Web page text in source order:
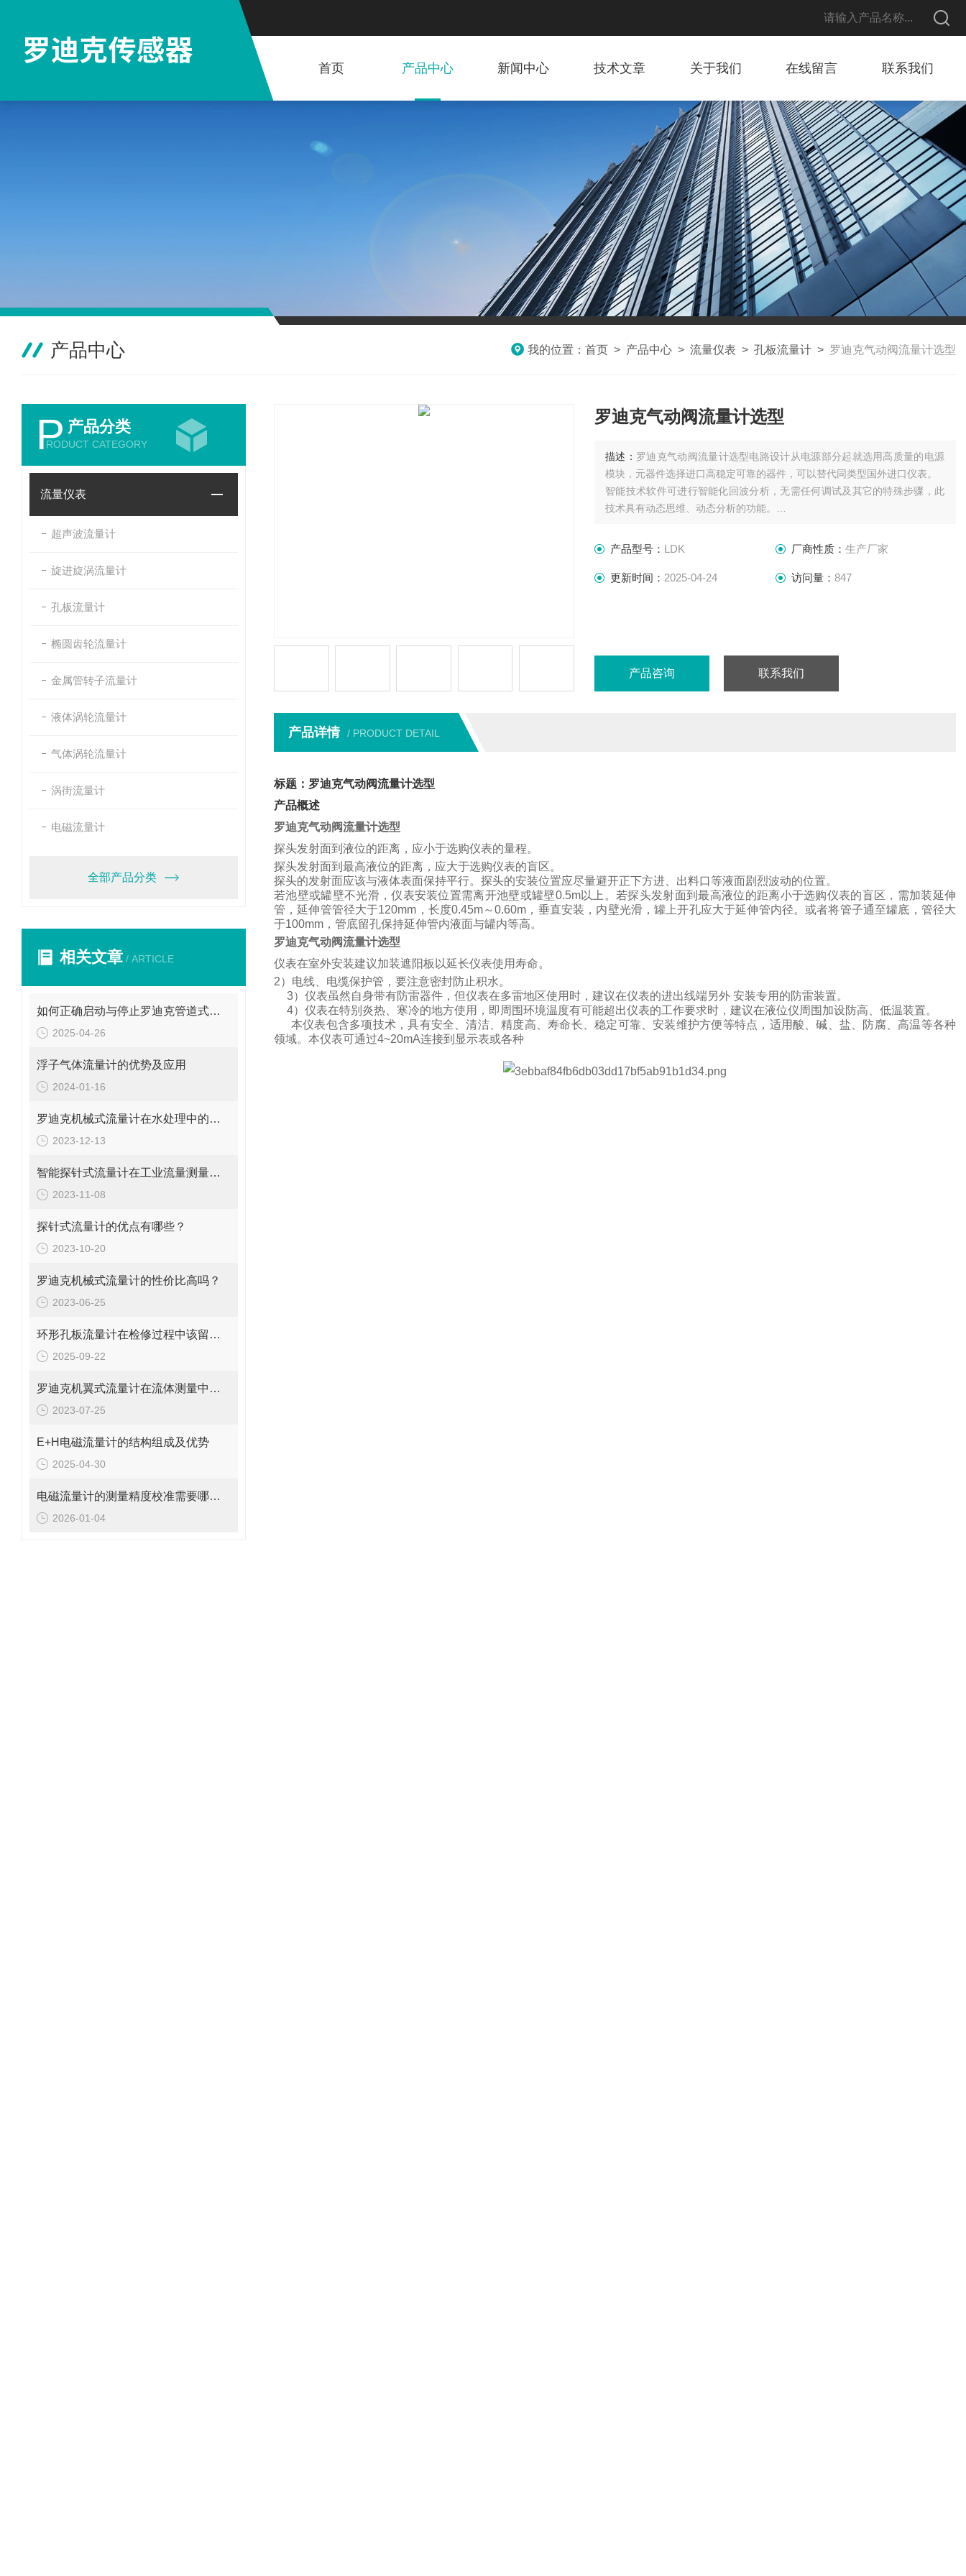
首页 产品中心 新闻中心 技术文章 关于我们 在线留言 联系我们
产品中心 我的位置： 首页 > 产品中心 > 流量仪表 > 孔板流量计 > 罗迪克气动阀流量计选型
P 产品分类
RODUCT CATEGORY
流量仪表
超声波流量计
旋进旋涡流量计
孔板流量计
椭圆齿轮流量计
金属管转子流量计
液体涡轮流量计
气体涡轮流量计
涡街流量计
电磁流量计
全部产品分类
相关文章 / ARTICLE
如何正确启动与停止罗迪克管道式流量计？操作要点要牢记
2025-04-26
浮子气体流量计的优势及应用
2024-01-16
罗迪克机械式流量计在水处理中的应用
2023-12-13
智能探针式流量计在工业流量测量中的应用
2023-11-08
探针式流量计的优点有哪些？
2023-10-20
罗迪克机械式流量计的性价比高吗？
2023-06-25
环形孔板流量计在检修过程中该留意的事项
2025-09-22
罗迪克机翼式流量计在流体测量中的重要性
2023-07-25
E+H电磁流量计的结构组成及优势
2025-04-30
电磁流量计的测量精度校准需要哪些工具和设备?
2026-01-04
罗迪克气动阀流量计选型
描述： 罗迪克气动阀流量计选型电路设计从电源部分起就选用高质量的电源
模块，元器件选择进口高稳定可靠的器件，可以替代同类型国外进口仪表。
智能技术软件可进行智能化回波分析，无需任何调试及其它的特殊步骤，此
技术具有动态思维、动态分析的功能。
产品型号： LDK 厂商性质： 生产厂家
更新时间： 2025-04-24 访问量： 847
产品咨询 联系我们
产品详情 / PRODUCT DETAIL
标题：罗迪克气动阀流量计选型
产品概述
罗迪克气动阀流量计选型
探头发射面到液位的距离，应小于选购仪表的量程。
探头发射面到最高液位的距离，应大于选购仪表的盲区。
探头的发射面应该与液体表面保持平行。 探头的安装位置应尽量避开正下方进、出料口等液面剧烈波动的位置。
若池壁或罐壁不光滑，仪表安装位置需离开池壁或罐壁0.5m以上。 若探头发射面到最高液位的距离小于选购仪表的盲区，需加装延伸
管，延伸管管径大于120mm ，长度0.45m～0.60m ，垂直安装，内壁光滑，罐上开孔应大于延伸管内径。或者将管子通至罐底，管径大
于100mm ，管底留孔保持延伸管内液面与罐内等高。
罗迪克气动阀流量计选型
仪表在室外安装建议加装遮阳板以延长仪表使用寿命。
2）电线、电缆保护管，要注意密封防止积水。
3）仪表虽然自身带有防雷器件，但仪表在多雷地区使用时，建议在仪表的进出线端另外 安装专用的防雷装置。
4）仪表在特别炎热、寒冷的地方使用，即周围环境温度有可能超出仪表的工作要求时，建议在液位仪周围加设防高、低温装置。
本仪表包含多项技术，具有安全、清洁、精度高、寿命长、稳定可靠、安装维护方便等特点， 适用酸、碱、盐、防腐、高温等各种
领域。 本仪表可通过4~20mA连接到显示表或各种